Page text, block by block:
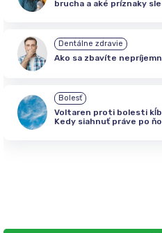
brucha a aké príznaky
Dentálne zdravie
Ako sa zbavíte
Bolesť
Voltaren proti bolesti
Kedy siahnuť práve po